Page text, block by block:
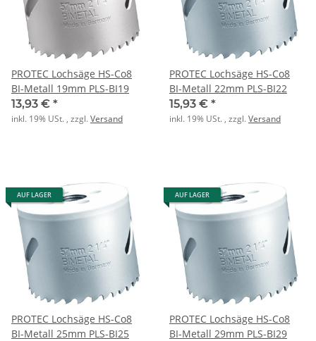
PROTEC Lochsäge HS-Co8
BI-Metall 19mm PLS-BI19
13,93 € *
inkl. 19% USt. , zzgl.Versand
PROTEC Lochsäge HS-Co8
BI-Metall 22mm PLS-BI22
15,93 € *
inkl. 19% USt. , zzgl.Versand
AUF LAGER
PROTEC Lochsäge HS-Co8
BI-Metall 25mm PLS-BI25
AUF LAGER
PROTEC Lochsäge HS-Co8
BI-Metall 29mm PLS-BI29